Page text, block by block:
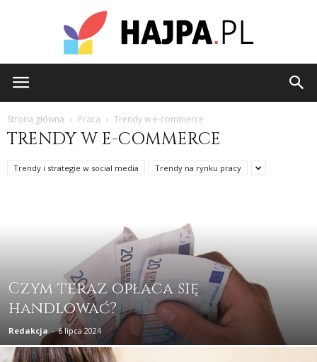
Strona główna Praca Trendy w e-commerce
TRENDY W E-COMMERCE
Trendy i strategie w social media Trendy na rynku pracy
Czym teraz opłaca się
handlować?
Redakcja - 6 lipca 2024